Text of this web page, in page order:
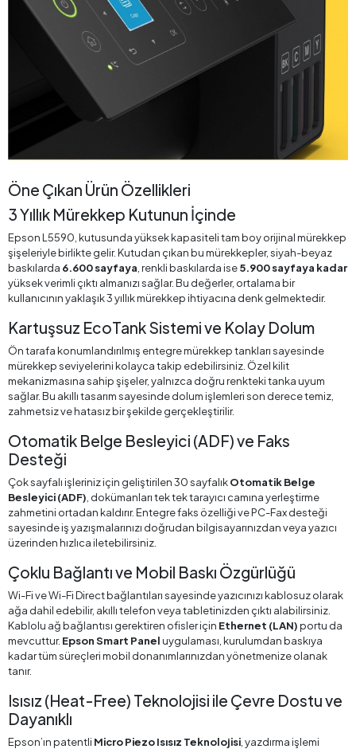
Öne Çıkan Ürün Özellikleri
3 Yıllık Mürekkep Kutunun İçinde
Epson L5590, kutusunda yüksek kapasiteli tam boy orijinal mürekkep
şişeleriyle birlikte gelir. Kutudan çıkan bu mürekkepler, siyah-beyaz
baskılarda 6.600 sayfaya , renkli baskılarda ise5.900 sayfaya kadar
yüksek verimli çıktı almanızı sağlar. Bu değerler, ortalama bir
kullanıcının yaklaşık 3 yıllık mürekkep ihtiyacına denk gelmektedir.
Kartuşsuz EcoTank Sistemi ve Kolay Dolum
Ön tarafa konumlandırılmış entegre mürekkep tankları sayesinde
mürekkep seviyelerini kolayca takip edebilirsiniz. Özel kilit
mekanizmasına sahip şişeler, yalnızca doğru renkteki tanka uyum
sağlar. Bu akıllı tasarım sayesinde dolum işlemleri son derece temiz,
zahmetsiz ve hatasız bir şekilde gerçekleştirilir.
Otomatik Belge Besleyici (ADF) ve Faks
Desteği
Çok sayfalı işleriniz için geliştirilen 30 sayfalıkOtomatik Belge
Besleyici (ADF) , dokümanları tek tek tarayıcı camına yerleştirme
zahmetini ortadan kaldırır. Entegre faks özelliği ve PC-Fax desteği
sayesinde iş yazışmalarınızı doğrudan bilgisayarınızdan veya yazıcı
üzerinden hızlıca iletebilirsiniz.
Çoklu Bağlantı ve Mobil Baskı Özgürlüğü
Wi-Fi ve Wi-Fi Direct bağlantıları sayesinde yazıcınızı kablosuz olarak
ağa dahil edebilir, akıllı telefon veya tabletinizden çıktı alabilirsiniz.
Kablolu ağ bağlantısı gerektiren ofisler için Ethernet (LAN)portu da
mevcuttur. Epson Smart Paneluygulaması, kurulumdan baskıya
kadar tüm süreçleri mobil donanımlarınızdan yönetmenize olanak
tanır.
Isısız (Heat-Free) Teknolojisi ile Çevre Dostu ve
Dayanıklı
Epson’ın patentli Micro Piezo Isısız Teknolojisi , yazdırma işlemi